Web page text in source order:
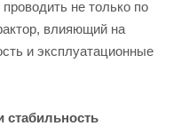
не только по
влияющий на
и эксплуатационные
стабильность